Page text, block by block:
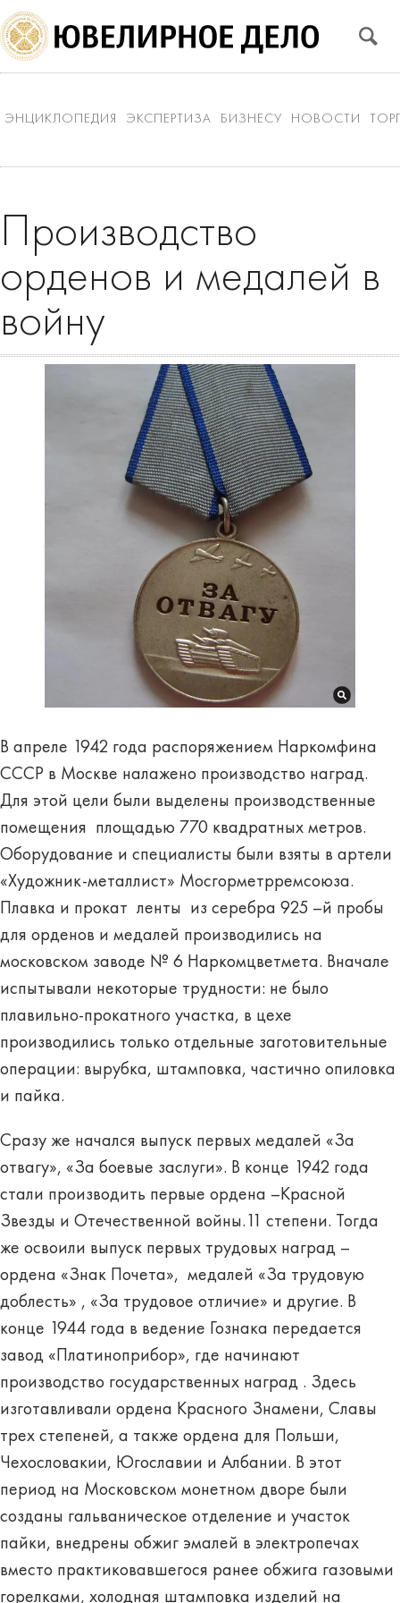
ЭНЦИКЛОПЕДИЯ ЭКСПЕРТИЗА БИЗНЕСУ НОВОСТИ
Производство
орденов и медалей в
войну
В апреле 1942 года распоряжением Наркомфина
СССР в Москве налажено производство наград.
Для этой цели были выделены производственные
помещения площадью 770 квадратных метров.
Оборудование и специалисты были взяты в артели
«Художник-металлист» Мосгорметрремсоюза.
Плавка и прокат ленты из серебра 925 –й пробы
для орденов и медалей производились на
московском заводе № 6 Наркомцветмета. Вначале
испытывали некоторые трудности: не было
плавильно-прокатного участка, в цехе
производились только отдельные заготовительные
операции: вырубка, штамповка, частично опиловка
и пайка.
Сразу же начался выпуск первых медалей «За
отвагу», «За боевые заслуги». В конце 1942 года
стали производить первые ордена –Красной
Звезды и Отечественной войны.11 степени. Тогда
же освоили выпуск первых трудовых наград –
ордена «Знак Почета», медалей «За трудовую
доблесть» , «За трудовое отличие» и другие. В
конце 1944 года в ведение Гознака передается
завод «Платиноприбор», где начинают
производство государственных наград . Здесь
изготавливали ордена Красного Знамени, Славы
трех степеней, а также ордена для Польши,
Чехословакии, Югославии и Албании. В этот
период на Московском монетном дворе были
созданы гальваническое отделение и участок
пайки, внедрены обжиг эмалей в электропечах
вместо практиковавшегося ранее обжига газовыми
горелками, холодная штамповка изделий на